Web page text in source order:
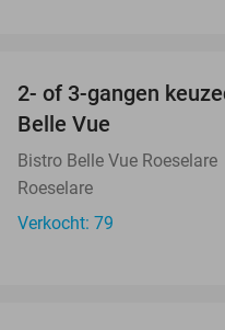
2- of 3-gangen
Belle Vue
Bistro Belle Vue Roeselare
Roeselare
Verkocht: 79